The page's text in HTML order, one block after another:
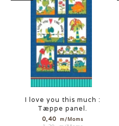
I love you this much :
Tæppe panel.
0,40 m/Moms